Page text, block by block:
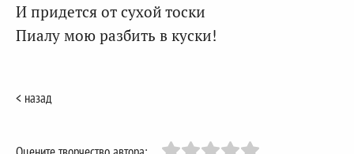
И придется от сухой тоски
Пиалу мою разбить в куски!
< назад